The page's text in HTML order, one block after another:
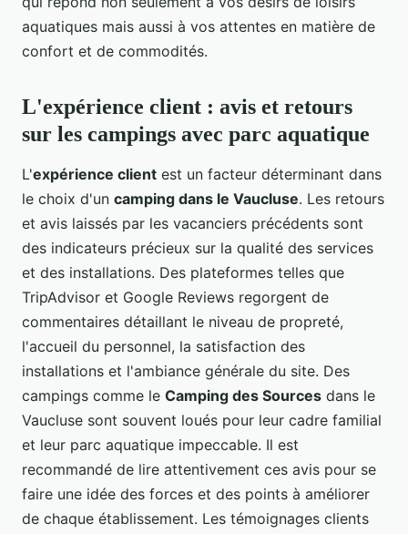
aquatiques mais aussi à vos attentes en matière de
confort et de commodités.
L'expérience client : avis et retours
sur les campings avec parc aquatique
L'expérience client est un facteur déterminant dans
le choix d'un camping dans le Vaucluse. Les retours
et avis laissés par les vacanciers précédents sont
des indicateurs précieux sur la qualité des services
et des installations. Des plateformes telles que
TripAdvisor et Google Reviews regorgent de
commentaires détaillant le niveau de propreté,
l'accueil du personnel, la satisfaction des
installations et l'ambiance générale du site. Des
campings comme le Camping des Sources dans le
Vaucluse sont souvent loués pour leur cadre familial
et leur parc aquatique impeccable. Il est
recommandé de lire attentivement ces avis pour se
faire une idée des forces et des points à améliorer
de chaque établissement. Les témoignages clients